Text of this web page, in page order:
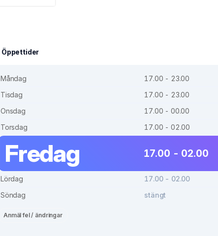
Öppettider
Måndag
17.00 - 23.00
Tisdag
17.00 - 23.00
Onsdag
17.00 - 00.00
Torsdag
17.00 - 02.00
Fredag 17.00 - 02.00
Lördag
17.00 - 02.00
Söndag
stängt
Anmäl fel / ändringar